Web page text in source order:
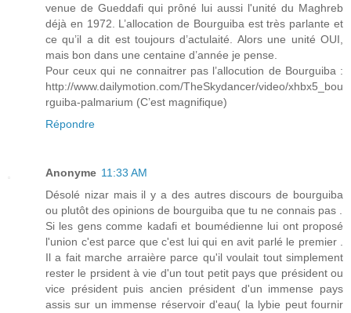
venue de Gueddafi qui prôné lui aussi l'unité du Maghreb
déjà en 1972. L’allocation de Bourguiba est très parlante et
ce qu’il a dit est toujours d’actulaité. Alors une unité OUI,
mais bon dans une centaine d’année je pense.
Pour ceux qui ne connaitrer pas l’allocution de Bourguiba :
http://www.dailymotion.com/TheSkydancer/video/xhbx5_bou
rguiba-palmarium (C’est magnifique)
Répondre
Anonyme 11:33 AM
Désolé nizar mais il y a des autres discours de bourguiba
ou plutôt des opinions de bourguiba que tu ne connais pas .
Si les gens comme kadafi et boumédienne lui ont proposé
l'union c'est parce que c'est lui qui en avit parlé le premier .
Il a fait marche arraière parce qu'il voulait tout simplement
rester le prsident à vie d'un tout petit pays que président ou
vice président puis ancien président d'un immense pays
assis sur un immense réservoir d'eau( la lybie peut fournir